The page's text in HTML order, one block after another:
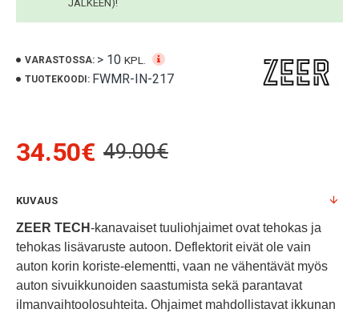
JÄLKEEN)!
VARASTOSSA: > 10 KPL.
TUOTEKOODI: FWMR-IN-217
34.50€ 49.00€
KUVAUS
ZEER TECH-kanavaiset tuuliohjaimet ovat tehokas ja
tehokas lisävaruste autoon. Deflektorit eivät ole vain
auton korin koriste-elementti, vaan ne vähentävät myös
auton sivuikkunoiden saastumista sekä parantavat
ilmanvaihtoolosuhteita. Ohjaimet mahdollistavat ikkunan